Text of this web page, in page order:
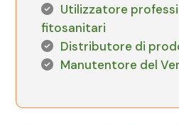
Utilizzatore
fitosanitari
Distributore di
Manutentore del